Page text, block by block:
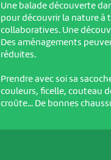
Une balade découverte
pour découvrir la nature à
collaboratives. Une
Des aménagements
réduites.
Prendre avec soi sa
couleurs, ficelle, couteau
croûte... De bonnes